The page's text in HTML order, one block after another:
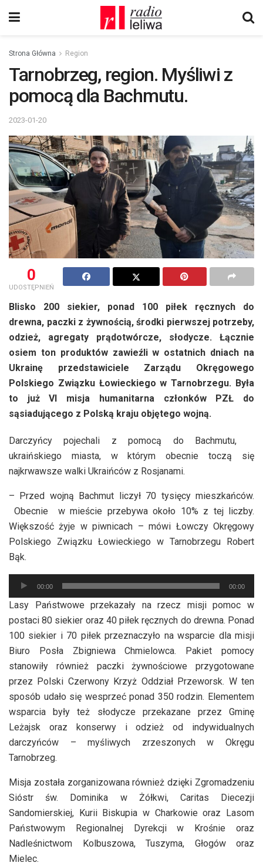
Strona Główna Region
Tarnobrzeg, region. Myśliwi z
pomocą dla Bachmutu.
2023-01-20
0
UDOSTĘPNIEŃ
Blisko 200 siekier, ponad 100 piłek ręcznych do
drewna, paczki z żywnością, środki pierwszej potrzeby,
odzież, agregaty prądotwórcze, słodycze. Łącznie
osiem ton produktów zawieźli w ostatnich dniach na
Ukrainę przedstawiciele Zarządu Okręgowego
Polskiego Związku Łowieckiego w Tarnobrzegu. Była
to już VI misja humanitarna członków PZŁ do
sąsiadującego z Polską kraju objętego wojną.
Darczyńcy pojechali z pomocą do Bachmutu,
ukraińskiego miasta, w którym obecnie toczą się
najkrwawsze walki Ukraińców z Rosjanami.
– Przed wojną Bachmut liczył 70 tysięcy mieszkańców.
Obecnie w mieście przebywa około 10% z tej liczby.
Większość żyje w piwnicach – mówi Łowczy Okręgowy
Polskiego Związku Łowieckiego w Tarnobrzegu Robert
Bąk.
Odtwarzacz
plików
dźwiękowych
00:00 00:00
Lasy Państwowe przekazały na rzecz misji pomoc w
postaci 80 siekier oraz 40 piłek ręcznych do drewna. Ponad
100 siekier i 70 piłek przeznaczyło na wsparcie dla misji
Biuro Posła Zbigniewa Chmielowca. Pakiet pomocy
stanowiły również paczki żywnościowe przygotowane
przez Polski Czerwony Krzyż Oddział Przeworsk. W ten
sposób udało się wesprzeć ponad 350 rodzin. Elementem
wsparcia były też słodycze przekazane przez Gminę
Leżajsk oraz konserwy i odzież od indywidualnych
darczyńców – myśliwych zrzeszonych w Okręgu
Tarnobrzeg.
Misja została zorganizowana również dzięki Zgromadzeniu
Sióstr św. Dominika w Żółkwi, Caritas Diecezji
Sandomierskiej, Kurii Biskupia w Charkowie oraz Lasom
Państwowym Regionalnej Dyrekcji w Krośnie oraz
Nadleśnictwom Kolbuszowa, Tuszyma, Głogów oraz
Mielec.